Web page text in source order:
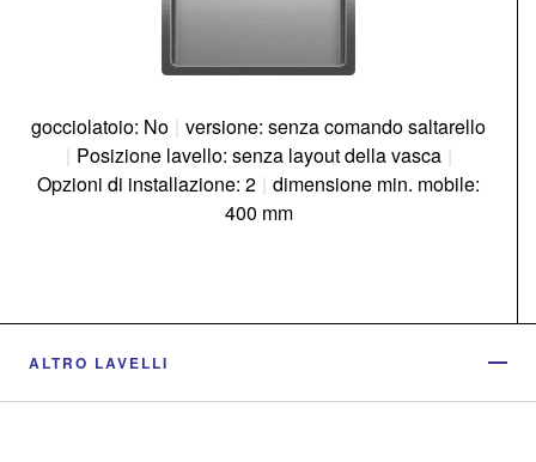
gocciolatoio: No | versione: senza comando saltarello
| Posizione lavello: senza layout della vasca |
Opzioni di installazione: 2 | dimensione min. mobile:
400 mm
ALTRO LAVELLI